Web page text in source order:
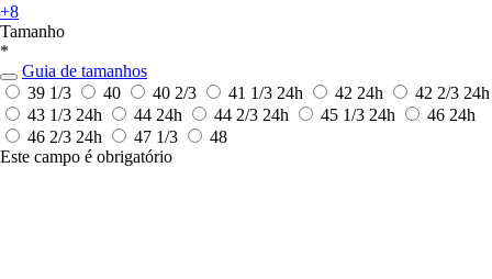
+8
Tamanho
*
Guia de tamanhos
39 1/3
40 40 2/3 41 1/3 24h 42 24h 42 2/3 24h
43 1/3 24h 44 24h 44 2/3 24h 45 1/3 24h 46 24h
46 2/3 24h 47 1/3
48
Este campo é obrigatório